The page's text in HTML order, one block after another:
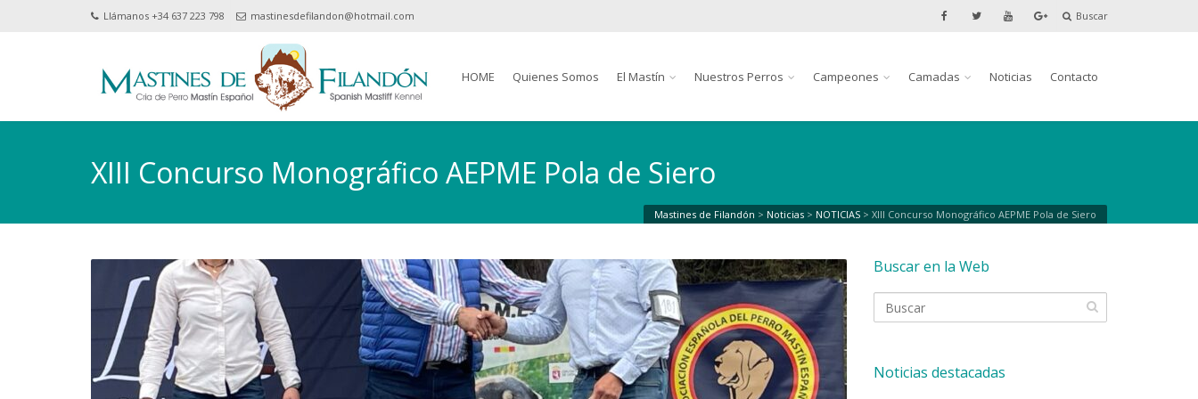
Llámanos +34 637 223 798 mastinesdefilandon@hotmail.com Buscar
HOME Quienes Somos El Mastín Nuestros Perros Campeones Camadas Noticias Contacto
XIII Concurso Monográfico AEPME Pola de Siero
Mastines de Filandón > Noticias > NOTICIAS > XIII Concurso Monográfico AEPME Pola de Siero
Buscar en la Web
Noticias destacadas